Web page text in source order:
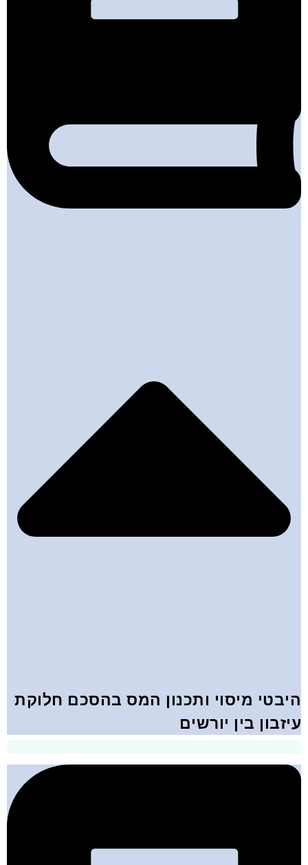
היבטי מיסוי ותכנון המס בהסכם חלוקת
עיזבון בין יורשים